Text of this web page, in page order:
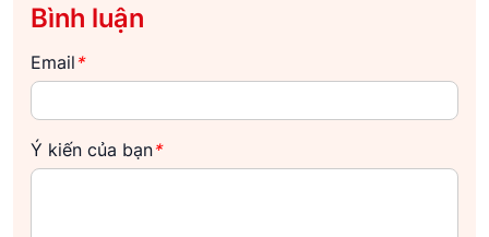
Bình luận
Email *
Ý kiến của bạn*